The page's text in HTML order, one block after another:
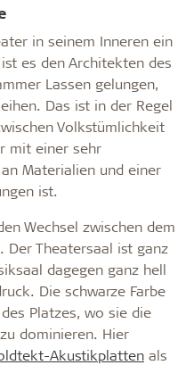
in seinem Inneren ein
es den Architekten des
Lassen gelungen,
Das ist in der Regel
Volkstümlichkeit
mit einer sehr
Materialien und einer
ist.
Wechsel zwischen dem
Der Theatersaal ist ganz
dagegen ganz hell
Die schwarze Farbe
Platzes, wo sie die
dominieren. Hier
Akustikplatten als